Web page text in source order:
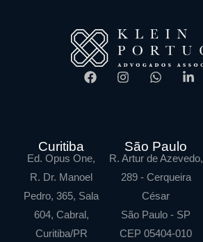
Curitiba
Ed. Opus One,
R. Dr. Manoel
Pedro, 365, Sala
604, Cabral,
Curitiba/PR
São Paulo
R. Artur de Azevedo,
289 - Cerqueira
César
São Paulo - SP
CEP 05404-010